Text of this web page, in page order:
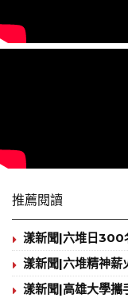
推薦閱讀
漾新聞|六堆日300
漾新聞|六堆精神薪
漾新聞|高雄大學